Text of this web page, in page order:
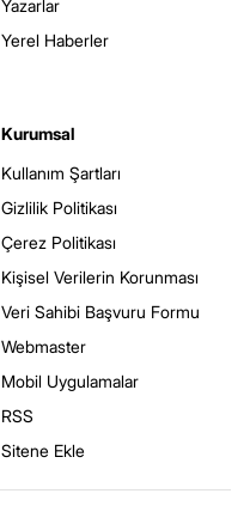
Yazarlar
Yerel Haberler
Kurumsal
Kullanım Şartları
Gizlilik Politikası
Çerez Politikası
Kişisel Verilerin Korunması
Veri Sahibi Başvuru Formu
Webmaster
Mobil Uygulamalar
RSS
Sitene Ekle